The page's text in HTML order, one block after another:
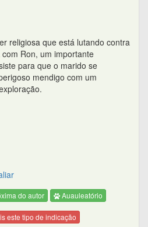
religiosa que está lutando contra
Ron, um importante
para que o marido se
mendigo com um
do autor Auauleatório
este tipo de indicação